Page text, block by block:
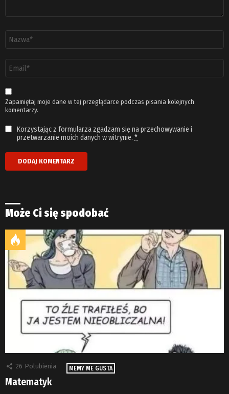
email
*
Zapamiętaj moje dane w tej przeglądarce podczas pisania kolejnych
komentarzy.
Korzystając z formularza zgadzam się na przechowywanie i
przetwarzanie moich danych w witrynie. *
Może Ci się spodobać
26 Polubienia MEMY ME GUSTA
Matematyk